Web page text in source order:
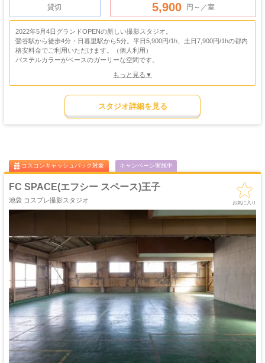
貸切
5,900 円～／室
2022年5月4日グランドOPENの新しい撮影スタジオ。
鶯谷駅から徒歩4分・日暮里駅から5分。平日5,900円/1h、土日7,900円/1hの都内
格安料金でご利用いただけます。（個人利用）
パステルカラーがベースのガーリーな空間です。
グリーンウォールやフラワーウォールを使うことで、また雰囲気の変わった素敵
な撮影も可能です。
撮影に必要な道具から、家電や小物まで、貸し出し可能な備品も豊富に取り揃え
24時間利用可能となっており、控え室・メイクルームも完備しておりますので
もっと見る▼
・優雅
・ゴシック
洋館
ハウススタジオ
姫系・メルヘン
ロリータ
・昭和レトロ
カフェ
オフィス
水撮影 クロマキー撮影
スチームパンク
コンクリ
カラーパック
プロジェクター
撮影
スモーク撮影 野外ロケ
スタジオ詳細を見る
コスコンキャッシュバック対象 キャンペーン実施中
お気に入り
FC SPACE(エフシー スペース)王子
池袋 コスプレ撮影スタジオ